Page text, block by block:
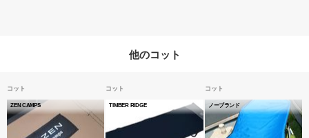
他のコット
コット
ZEN CAMPS
コット
TIMBER RIDGE
コット
ノーブランド